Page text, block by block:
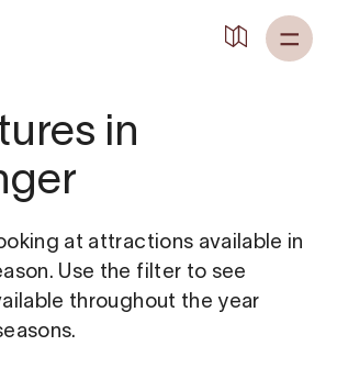
in
at attractions available in
Use the filter to see
throughout the year